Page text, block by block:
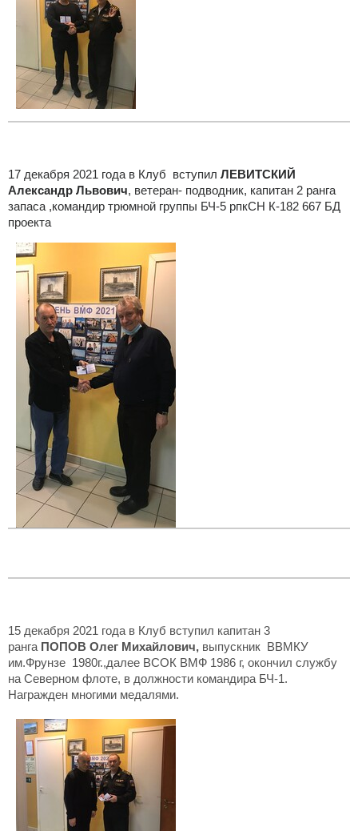
17 декабря 2021 года в Клуб вступил ЛЕВИТСКИЙ
Александр Львович, ветеран- подводник, капитан 2 ранга
запаса ,командир трюмной группы БЧ-5 рпкСН К-182 667 БД
проекта
15 декабря 2021 года в Клуб вступил капитан 3
ранга ПОПОВ Олег Михайлович, выпускник ВВМКУ
им.Фрунзе 1980г.,далее ВСОК ВМФ 1986 г, окончил службу
на Северном флоте, в должности командира БЧ-1.
Награжден многими медалями.